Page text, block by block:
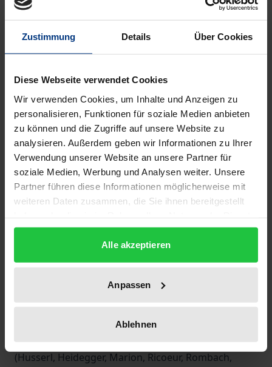
Zustimmung Details Über Cookies
Diese Webseite verwendet Cookies
Wir verwenden Cookies, um Inhalte und Anzeigen zu
personalisieren, Funktionen für soziale Medien anbieten
zu können und die Zugriffe auf unsere Website zu
analysieren. Außerdem geben wir Informationen zu Ihrer
Verwendung unserer Website an unsere Partner für
soziale Medien, Werbung und Analysen weiter. Unsere
Partner führen diese Informationen möglicherweise mit
weiteren Daten zusammen, die Sie ihnen bereitgestellt
gesammelt haben.
Alle akzeptieren
Anpassen
Ablehnen
Description
Man könne nicht religiös und frei zugleich sein.
stellt Klaus Hemmerle (1929-1994), der Freiburger
Religionsphilosoph und spätere Bischof von Aachen,
die These gegenüber, dass christlicher Glaube sich
nur als Freiheitsgeschehen denken lasse. Mit
„Religion“ und „Freiheit“ sind die beiden zentralen
Themen seines Werkes benannt. Freiheit verkörpert
das hermeneutische Prinzip dieser
Religionsphilosophie: sie ist Phänomenologie der
der vorliegenden Untersuchung liegt erstmals eine
Teil entschlüsselt die Wechselbeziehung von
Existenz, Denken und Stil Hemmerles. Im Vergleich
mit den philosophisch bedeutsamen Ansätzen der
Religionsphänomenologie im 20. Jahrhundert
(Husserl, Heidegger, Marion, Ricoeur, Rombach,